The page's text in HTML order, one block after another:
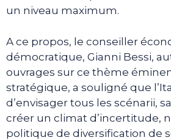
un niveau maximum.
A ce propos, le conseiller
démocratique, Gianni Bessi,
ouvrages sur ce thème
stratégique, a souligné que
d’envisager tous les scénarii,
créer un climat d’incertitude,
politique de diversification de